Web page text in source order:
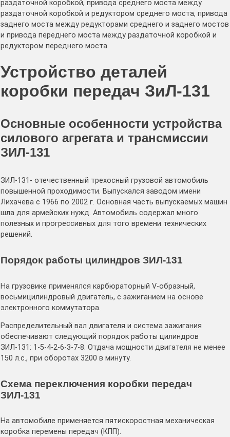
раздаточной коробкой, привода среднего моста между
раздаточной коробкой и редуктором среднего моста, привода
заднего моста между редукторами среднего и заднего мостов
и привода переднего моста между раздаточной коробкой и
редуктором переднего моста.
Устройство деталей
коробки передач ЗиЛ-131
Основные особенности устройства
силового агрегата и трансмиссии
ЗИЛ-131
ЗИЛ-131- отечественный трехосный грузовой автомобиль
повышенной проходимости. Выпускался заводом имени
Лихачева с 1966 по 2002 г. Основная часть выпускаемых машин
шла для армейских нужд. Автомобиль содержал много
полезных и прогрессивных для того времени технических
решений.
Порядок работы цилиндров ЗИЛ-131
На грузовике применялся карбюраторный V-образный,
восьмицилиндровый двигатель, с зажиганием на основе
электронного коммутатора.
Распределительный вал двигателя и система зажигания
обеспечивают следующий порядок работы цилиндров
ЗИЛ-131: 1-5-4-2-6-3-7-8. Отдача мощности двигателя не менее
150 л.с., при оборотах 3200 в минуту.
Схема переключения коробки передач
ЗИЛ-131
На автомобиле применяется пятискоростная механическая
коробка перемены передач (КПП).